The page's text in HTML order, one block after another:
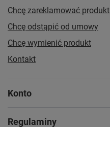
Chcę zareklamować produkt
Chcę odstąpić od umowy
Chcę wymienić produkt
Kontakt
Konto
Regulaminy